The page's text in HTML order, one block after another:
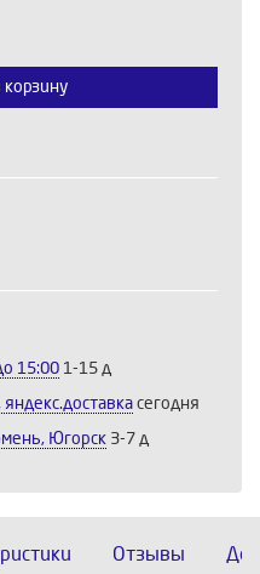
15:00 1-15 д
сегодня
Югорск 3-7 д
Отзывы